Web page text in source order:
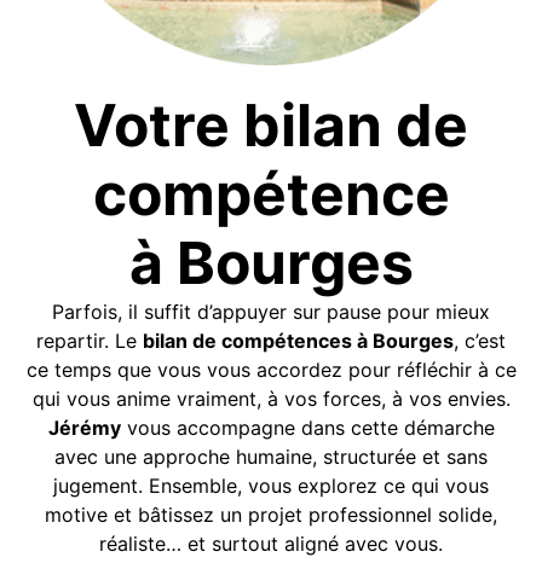
Votre bilan de
compétence
à Bourges
Parfois, il suffit d’appuyer sur pause pour mieux
repartir. Le bilan de compétences à Bourges, c’est
ce temps que vous vous accordez pour réfléchir à ce
qui vous anime vraiment, à vos forces, à vos envies.
Jérémyvous accompagne dans cette démarche
avec une approche humaine, structurée et sans
jugement. Ensemble, vous explorez ce qui vous
motive et bâtissez un projet professionnel solide,
réaliste… et surtout aligné avec vous.